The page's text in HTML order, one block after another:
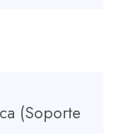
(Soporte